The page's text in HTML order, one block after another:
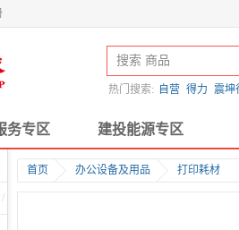
热门搜索: 自营 得力 震坤
务专区 建投能源专区
/
首页 办公设备及用品 打印耗材